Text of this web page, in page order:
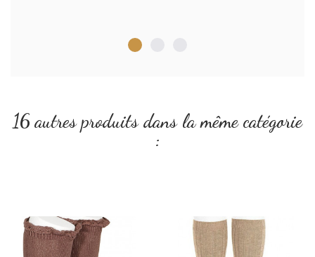
16 autres produits dans la même catégorie
: